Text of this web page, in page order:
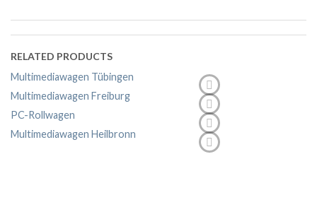
RELATED PRODUCTS
Multimediawagen Tübingen
Multimediawagen Freiburg
PC-Rollwagen
Multimediawagen Heilbronn